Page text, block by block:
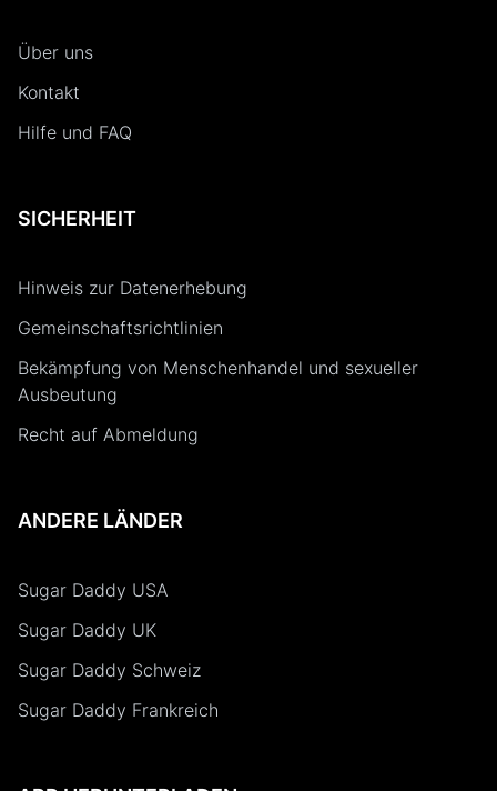
Über uns
Kontakt
Hilfe und FAQ
SICHERHEIT
Hinweis zur Datenerhebung
Gemeinschaftsrichtlinien
Bekämpfung von Menschenhandel und sexueller
Ausbeutung
Recht auf Abmeldung
ANDERE LÄNDER
Sugar Daddy USA
Sugar Daddy UK
Sugar Daddy Schweiz
Sugar Daddy Frankreich